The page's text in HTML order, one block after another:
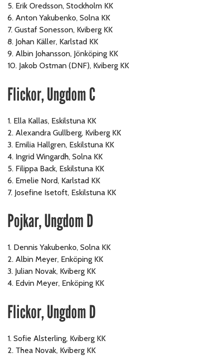
5. Erik Oredsson, Stockholm KK
6. Anton Yakubenko, Solna KK
7. Gustaf Sonesson, Kviberg KK
8. Johan Käller, Karlstad KK
9. Albin Johansson, Jönköping KK
10. Jakob Ostman (DNF), Kviberg KK
Flickor, Ungdom C
1. Ella Kallas, Eskilstuna KK
2. Alexandra Gullberg, Kviberg KK
3. Emilia Hallgren, Eskilstuna KK
4. Ingrid Wingardh, Solna KK
5. Filippa Back, Eskilstuna KK
6. Emelie Nord, Karlstad KK
7. Josefine Isetoft, Eskilstuna KK
Pojkar, Ungdom D
1. Dennis Yakubenko, Solna KK
2. Albin Meyer, Enköping KK
3. Julian Novak, Kviberg KK
4. Edvin Meyer, Enköping KK
Flickor, Ungdom D
1. Sofie Alsterling, Kviberg KK
2. Thea Novak, Kviberg KK